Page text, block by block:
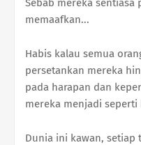
Sebab mereka
memaafkan...
Habis kalau semua
persetankan mereka
pada harapan dan
mereka menjadi seperti
Dunia ini kawan, setiap